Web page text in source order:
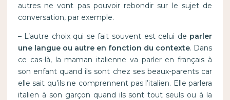
autres ne vont pas pouvoir rebondir sur le sujet de
conversation, par exemple.
– L’autre choix qui se fait souvent est celui de parler
une langue ou autre en fonction du contexte. Dans
ce cas-là, la maman italienne va parler en français à
son enfant quand ils sont chez ses beaux-parents car
elle sait qu’ils ne comprennent pas l’italien. Elle parlera
italien à son garçon quand ils sont tout seuls ou à la